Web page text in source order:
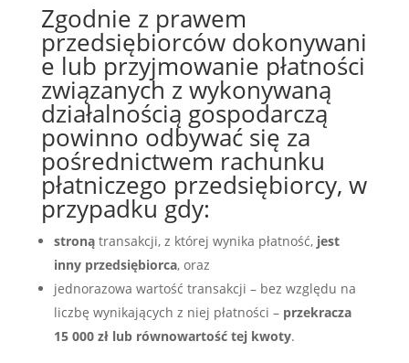
Zgodnie z prawem
przedsiębiorcówdokonywani
e lub przyjmowanie płatności
związanych z wykonywaną
działalnością gospodarczą
powinno odbywać się za
pośrednictwem rachunku
płatniczego przedsiębiorcy, w
przypadku gdy:
stroną transakcji, z której wynika płatność, jest
inny przedsiębiorca, oraz
jednorazowa wartość transakcji – bez względu na
liczbę wynikających z niej płatności – przekracza
15 000 zł lub równowartość tej kwoty.